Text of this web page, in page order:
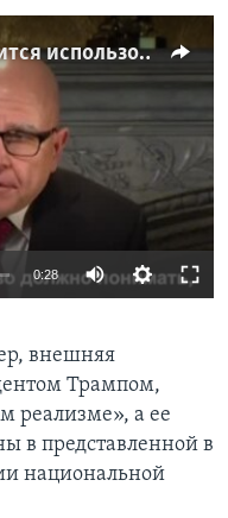
Макмастер: "Россия стремится использовать деструктивные действия Ирана"
available
0:28
внешняя
Трампом,
реализме», а ее
в представленной в
национальной